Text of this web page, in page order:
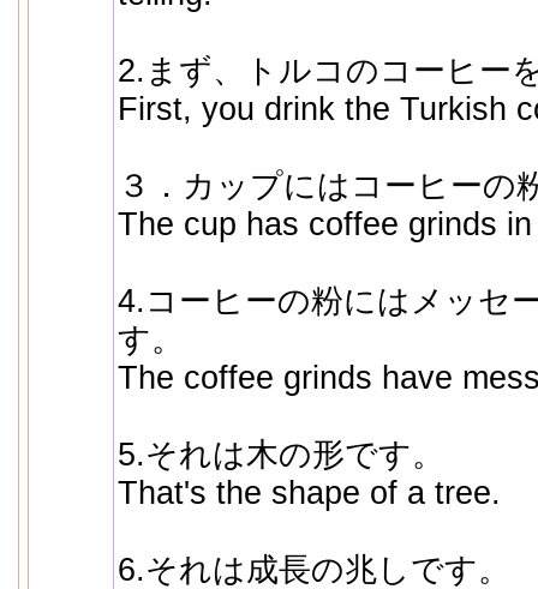
2.まず、トルコのコーヒー
First, you drink the Turkish
３．カップにはコーヒーの
The cup has coffee grinds
4.コーヒーの粉にはメッセ
す。
The coffee grinds have
5.それは木の形です。
That's the shape of a tree.
6.それは成長の兆しです。